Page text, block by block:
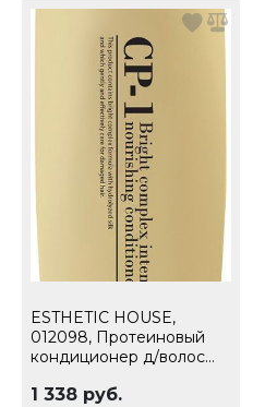
ESTHETIC HOUSE,
012098, Протеиновый
кондиционер д/волос
Conditioner Version 2
1 338 руб.